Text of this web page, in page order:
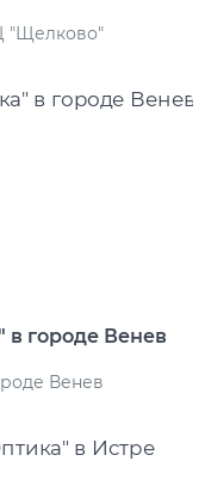
"Щелково"
городе Венев
Венев